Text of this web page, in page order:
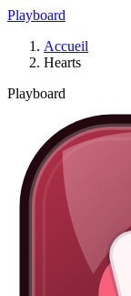
Playboard
Accueil
Hearts
Playboard